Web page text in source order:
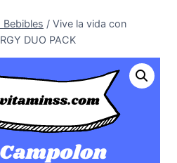
Bebibles / Vive la vida con
DUO PACK